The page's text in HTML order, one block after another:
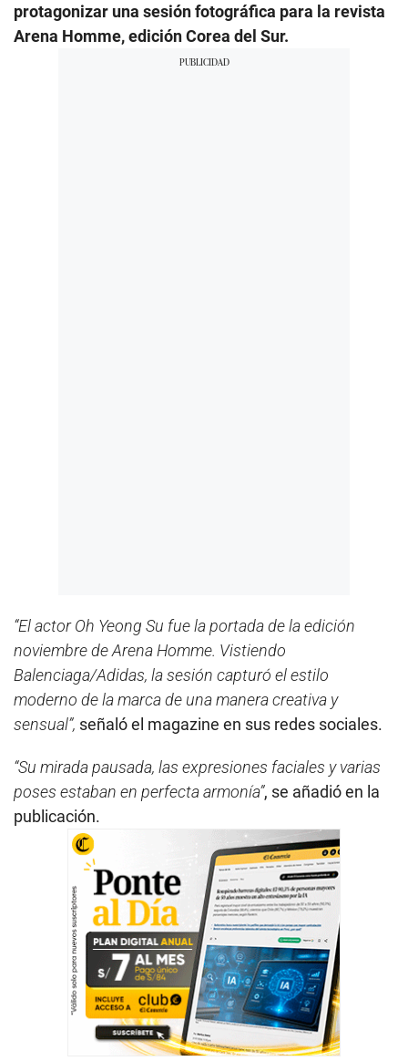
protagonizar una sesión fotográfica para la revista
Arena Homme, edición Corea del Sur.
“El actor Oh Yeong Su fue la portada de la edición
noviembre de Arena Homme. Vistiendo
Balenciaga/Adidas, la sesión capturó el estilo
moderno de la marca de una manera creativa y
sensual”, señaló el magazine en sus redes sociales.
“Su mirada pausada, las expresiones faciales y varias
poses estaban en perfecta armonía”, se añadió en la
publicación.